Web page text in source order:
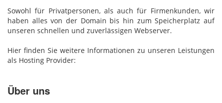
Sowohl für Privatpersonen, als auch für Firmenkunden, wir
haben alles von der Domain bis hin zum Speicherplatz auf
unseren schnellen und zuverlässigen Webserver.
Hier finden Sie weitere Informationen zu unseren Leistungen
als Hosting Provider:
Über uns